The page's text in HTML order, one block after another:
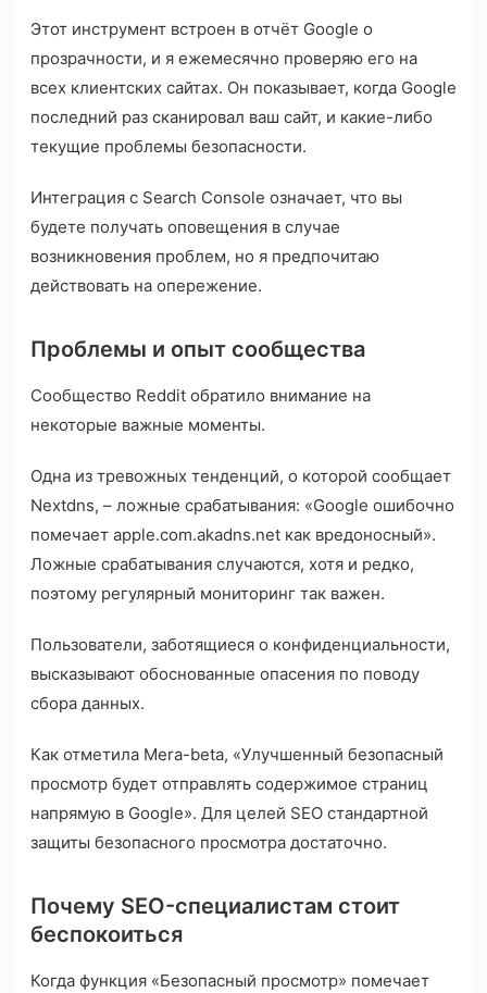
Этот инструмент встроен в отчёт Google о
прозрачности, и я ежемесячно проверяю его на
всех клиентских сайтах. Он показывает, когда Google
последний раз сканировал ваш сайт, и какие-либо
текущие проблемы безопасности.
Интеграция с Search Console означает, что вы
будете получать оповещения в случае
возникновения проблем, но я предпочитаю
действовать на опережение.
Проблемы и опыт сообщества
Сообщество Reddit обратило внимание на
некоторые важные моменты.
Одна из тревожных тенденций, о которой сообщает
Nextdns, – ложные срабатывания: «Google ошибочно
помечает apple.com.akadns.net как вредоносный».
Ложные срабатывания случаются, хотя и редко,
поэтому регулярный мониторинг так важен.
Пользователи, заботящиеся о конфиденциальности,
высказывают обоснованные опасения по поводу
сбора данных.
Как отметила Mera-beta, «Улучшенный безопасный
просмотр будет отправлять содержимое страниц
напрямую в Google». Для целей SEO стандартной
защиты безопасного просмотра достаточно.
Почему SEO-специалистам стоит
беспокоиться
Когда функция «Безопасный просмотр» помечает